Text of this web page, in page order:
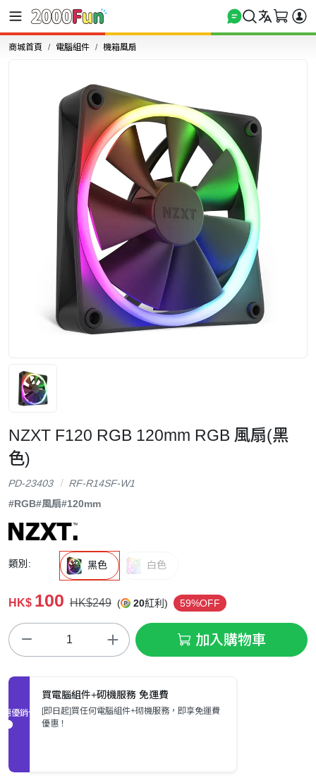
商城首頁 電腦組件 機箱風扇
NZXT F120 RGB 120mm RGB 風扇(黑
色)
PD-23403
RF-R14SF-W1
#RGB#風扇#120mm
類別: 黑色 白色
HK$ 100 HK$249 ( 20紅利) 59%OFF
加入購物車
促銷優惠
買電腦組件+砌機服務 免運費
[即日起]買任何電腦組件+砌機服務，即享免運費
優惠！